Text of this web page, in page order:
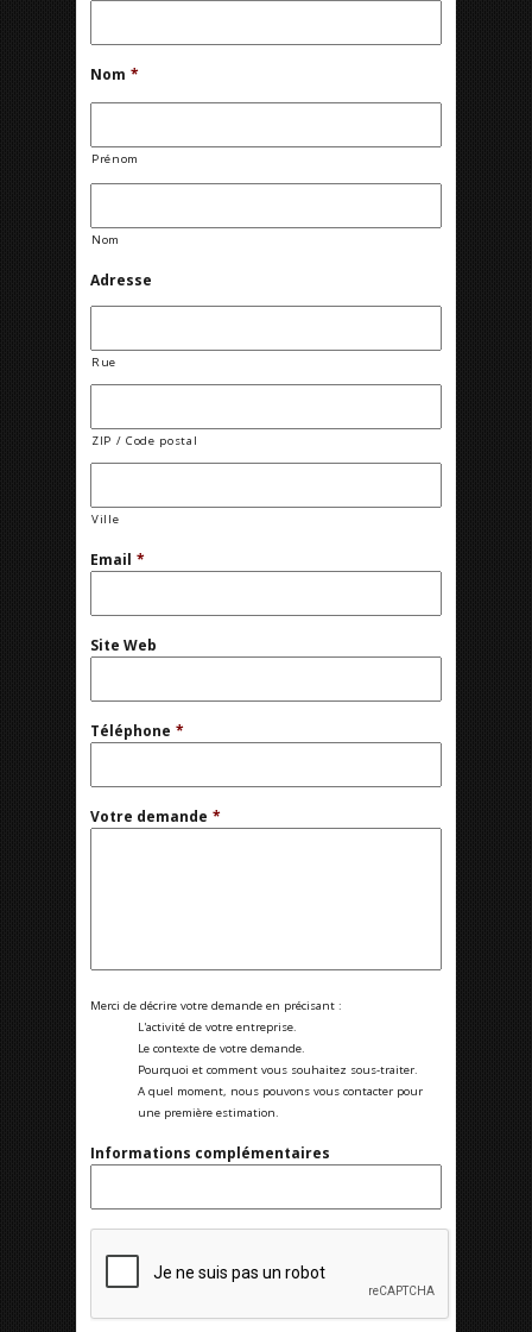
Nom *
Prénom
Nom
Adresse
Rue
ZIP / Code postal
Ville
Email *
Site Web
Téléphone *
Votre demande *
Merci de décrire votre demande en précisant :
L'activité de votre entreprise.
Le contexte de votre demande.
Pourquoi et comment vous souhaitez sous-traiter.
A quel moment, nous pouvons vous contacter pour
une première estimation.
Informations complémentaires